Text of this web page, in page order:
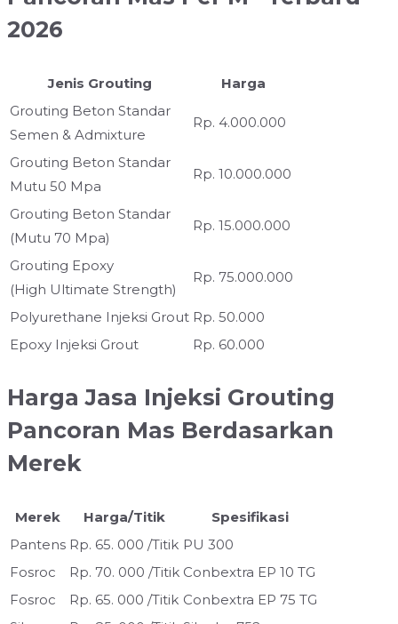
2026
Jenis Grouting
Harga
Grouting Beton Standar
Semen & Admixture
Rp. 4.000.000
Grouting Beton Standar
Mutu 50 Mpa
Rp. 10.000.000
Grouting Beton Standar
(Mutu 70 Mpa)
Rp. 15.000.000
Grouting Epoxy
(High Ultimate Strength)
Rp. 75.000.000
Polyurethane Injeksi Grout Rp. 50.000
Epoxy Injeksi Grout
Rp. 60.000
Harga Jasa Injeksi Grouting
Pancoran Mas Berdasarkan
Merek
Merek Harga/Titik
Spesifikasi
Pantens Rp. 65. 000 /Titik PU 300
Fosroc
Rp. 70. 000 /Titik Conbextra EP 10 TG
Fosroc
Rp. 65. 000 /Titik Conbextra EP 75 TG